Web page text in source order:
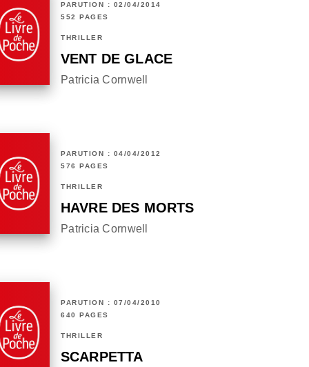
PARUTION : 02/04/2014
552 PAGES
THRILLER
VENT DE GLACE
Patricia Cornwell
PARUTION : 04/04/2012
576 PAGES
THRILLER
HAVRE DES MORTS
Patricia Cornwell
PARUTION : 07/04/2010
640 PAGES
THRILLER
SCARPETTA